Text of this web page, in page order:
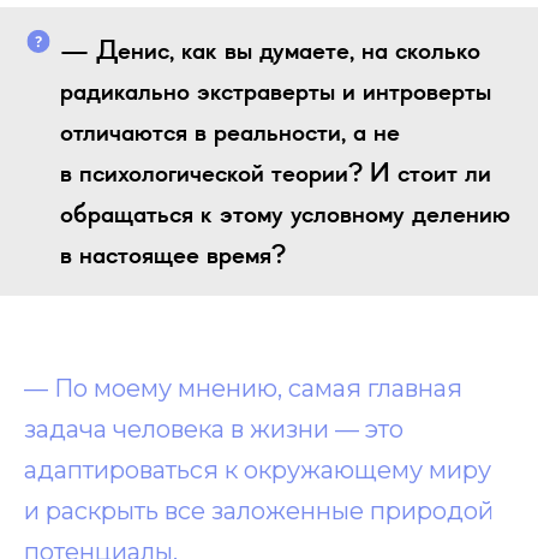
— Денис, как вы думаете, на сколько
радикально экстраверты и интроверты
отличаются в реальности, а не
в психологической теории? И стоит ли
обращаться к этому условному делению
в настоящее время?
— По моему мнению, самая главная
задача человека в жизни — это
адаптироваться к окружающему миру
и раскрыть все заложенные природой
потенциалы.